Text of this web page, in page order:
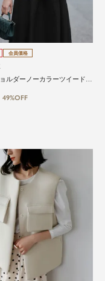
会員価格
ルダーノーカラーツイードジ
49%OFF